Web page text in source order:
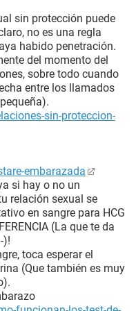
sin protección puede
no es una regla
habido penetración.
del momento del
sobre todo cuando
entre los llamados
sin-proteccion-
embarazada
si hay o no un
relación sexual se
en sangre para HCG
(La que te da
)!
toca esperar el
(Que también es muy